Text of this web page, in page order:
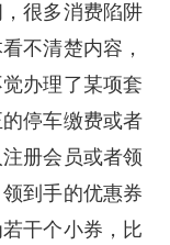
很多消费陷阱
不清楚内容，
办理了某项套
停车缴费或者
册会员或者领
到手的优惠券
干个小券，比